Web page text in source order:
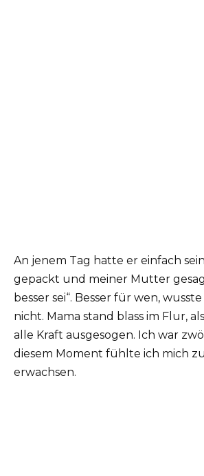
An jenem Tag hatte er einfach
gepackt und meiner Mutter
besser sei“. Besser für wen,
nicht. Mama stand blass im Flur,
alle Kraft ausgesogen. Ich war
diesem Moment fühlte ich mich
erwachsen.